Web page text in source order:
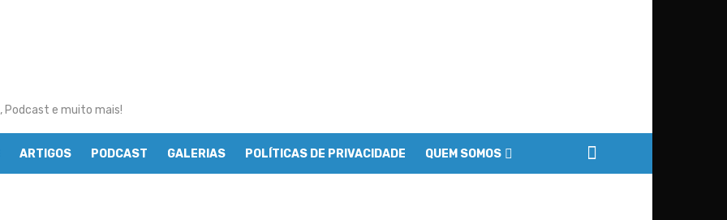
Podcast e muito mais!
ARTIGOS PODCAST GALERIAS POLÍTICAS DE PRIVACIDADE QUEM SOMOS